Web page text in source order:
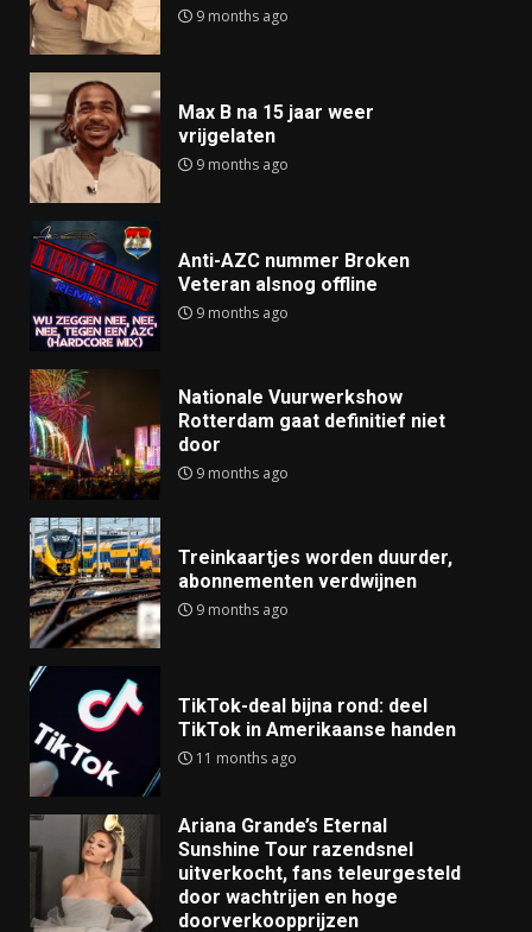
9 months ago
Max B na 15 jaar weer
vrijgelaten
9 months ago
Anti-AZC nummer Broken
Veteran alsnog offline
9 months ago
Nationale Vuurwerkshow
Rotterdam gaat definitief niet
door
9 months ago
Treinkaartjes worden duurder,
abonnementen verdwijnen
9 months ago
TikTok-deal bijna rond: deel
TikTok in Amerikaanse handen
11 months ago
Ariana Grande’s Eternal
Sunshine Tour razendsnel
uitverkocht, fans teleurgesteld
door wachtrijen en hoge
doorverkoopprijzen